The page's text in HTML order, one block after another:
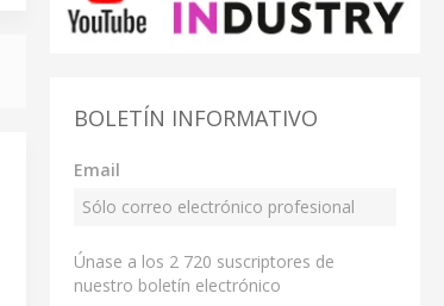
BOLETÍN INFORMATIVO
Email
Únase a los 2 720 suscriptores de
nuestro boletín electrónico